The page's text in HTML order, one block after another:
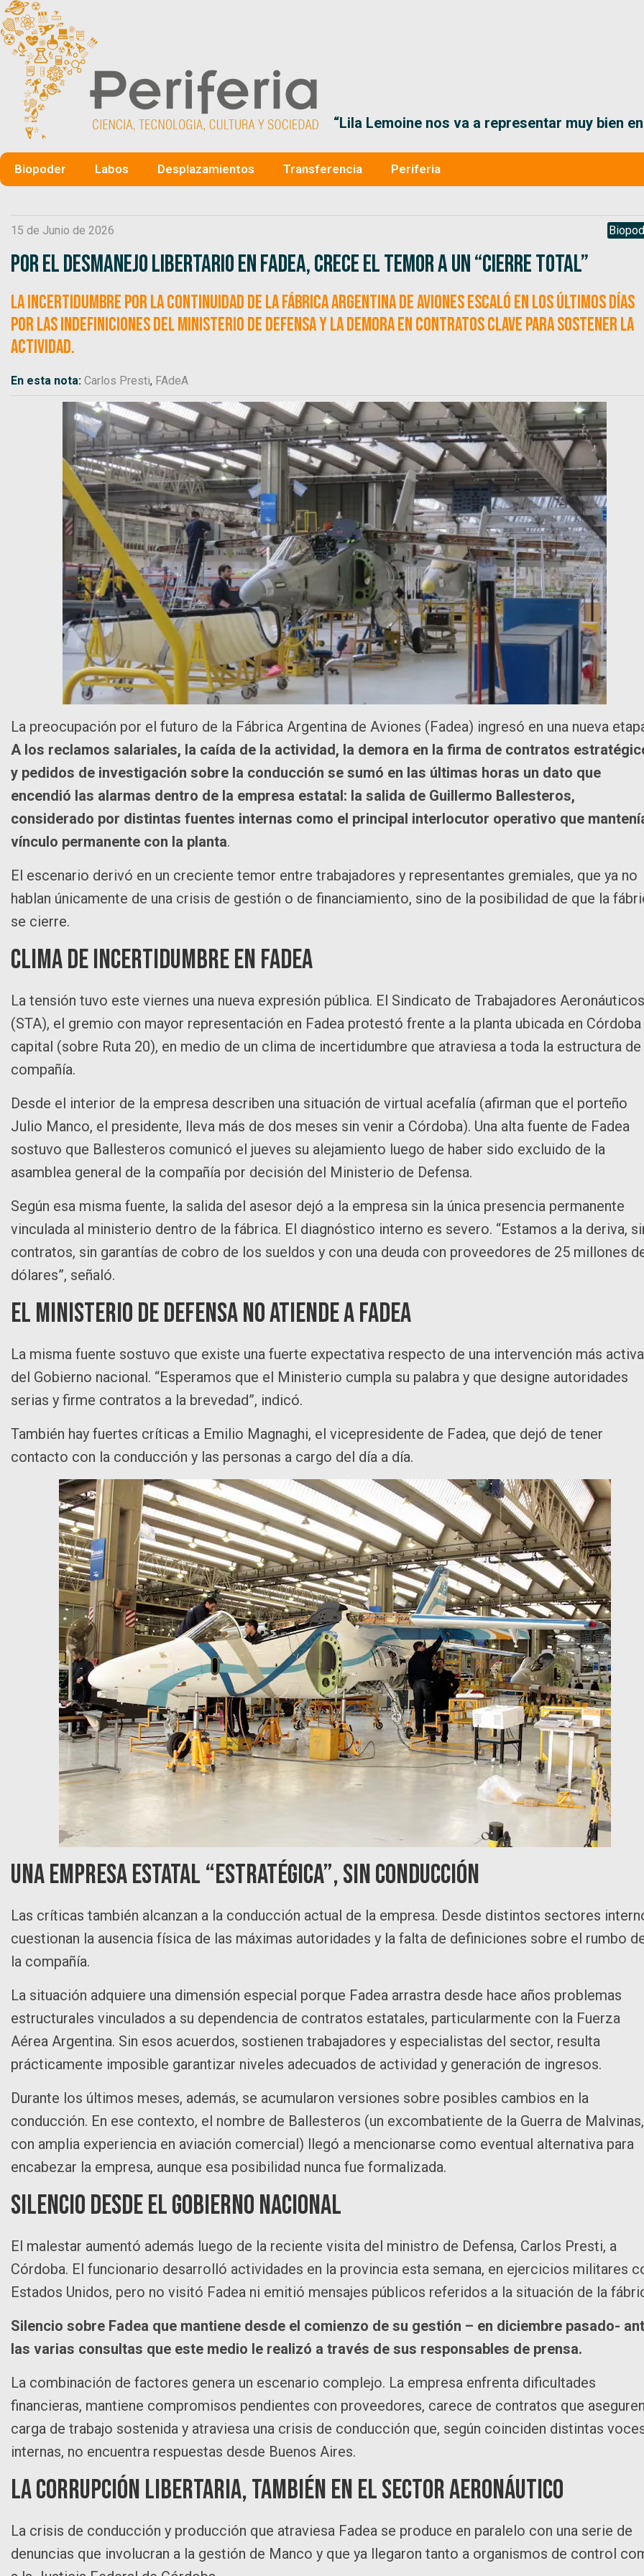
“Lila Lemoine nos va a representar muy bien
Biopoder Labos Desplazamientos Transferencia Periferia
15 de Junio de 2026
Por el desmanejo libertario en Fadea, crece el temor a un “cierre total”
La incertidumbre por la continuidad de la Fábrica Argentina de Aviones escaló en los últimos días
por las indefiniciones del Ministerio de Defensa y la demora en contratos clave para sostener la
actividad.
En esta nota: Carlos Presti, FAdeA
La preocupación por el futuro de la Fábrica Argentina de Aviones (Fadea) ingresó en una nueva
A los reclamos salariales, la caída de la actividad, la demora en la firma de contratos
y pedidos de investigación sobre la conducción se sumó en las últimas horas un dato que
encendió las alarmas dentro de la empresa estatal: la salida de Guillermo Ballesteros,
considerado por distintas fuentes internas como el principal interlocutor operativo que
vínculo permanente con la planta.
El escenario derivó en un creciente temor entre trabajadores y representantes gremiales, que ya no
hablan únicamente de una crisis de gestión o de financiamiento, sino de la posibilidad de que la
se cierre.
Clima de incertidumbre en FAdeA
La tensión tuvo este viernes una nueva expresión pública. El Sindicato de Trabajadores Aeronáuticos
(STA), el gremio con mayor representación en Fadea protestó frente a la planta ubicada en Córdoba
capital (sobre Ruta 20), en medio de un clima de incertidumbre que atraviesa a toda la estructura de
compañía.
Desde el interior de la empresa describen una situación de virtual acefalía (afirman que el porteño
Julio Manco, el presidente, lleva más de dos meses sin venir a Córdoba). Una alta fuente de Fadea
sostuvo que Ballesteros comunicó el jueves su alejamiento luego de haber sido excluido de la
asamblea general de la compañía por decisión del Ministerio de Defensa.
Según esa misma fuente, la salida del asesor dejó a la empresa sin la única presencia permanente
vinculada al ministerio dentro de la fábrica. El diagnóstico interno es severo. “Estamos a la deriva,
contratos, sin garantías de cobro de los sueldos y con una deuda con proveedores de 25 millones
dólares”, señaló.
El Ministerio de Defensa no atiende a FAdeA
La misma fuente sostuvo que existe una fuerte expectativa respecto de una intervención más activa
del Gobierno nacional. “Esperamos que el Ministerio cumpla su palabra y que designe autoridades
serias y firme contratos a la brevedad”, indicó.
También hay fuertes críticas a Emilio Magnaghi, el vicepresidente de Fadea, que dejó de tener
contacto con la conducción y las personas a cargo del día a día.
Una empresa estatal “estratégica”, sin conducción
Las críticas también alcanzan a la conducción actual de la empresa. Desde distintos sectores
cuestionan la ausencia física de las máximas autoridades y la falta de definiciones sobre el rumbo
la compañía.
La situación adquiere una dimensión especial porque Fadea arrastra desde hace años problemas
estructurales vinculados a su dependencia de contratos estatales, particularmente con la Fuerza
Aérea Argentina. Sin esos acuerdos, sostienen trabajadores y especialistas del sector, resulta
prácticamente imposible garantizar niveles adecuados de actividad y generación de ingresos.
Durante los últimos meses, además, se acumularon versiones sobre posibles cambios en la
conducción. En ese contexto, el nombre de Ballesteros (un excombatiente de la Guerra de Malvinas,
con amplia experiencia en aviación comercial) llegó a mencionarse como eventual alternativa para
encabezar la empresa, aunque esa posibilidad nunca fue formalizada.
Silencio desde el gobierno nacional
El malestar aumentó además luego de la reciente visita del ministro de Defensa, Carlos Presti, a
Córdoba. El funcionario desarrolló actividades en la provincia esta semana, en ejercicios militares
Estados Unidos, pero no visitó Fadea ni emitió mensajes públicos referidos a la situación de la
Silencio sobre Fadea que mantiene desde el comienzo de su gestión – en diciembre pasado-
las varias consultas que este medio le realizó a través de sus responsables de prensa.
La combinación de factores genera un escenario complejo. La empresa enfrenta dificultades
financieras, mantiene compromisos pendientes con proveedores, carece de contratos que
carga de trabajo sostenida y atraviesa una crisis de conducción que, según coinciden distintas
internas, no encuentra respuestas desde Buenos Aires.
La corrupción libertaria, también en el sector aeronáutico
La crisis de conducción y producción que atraviesa Fadea se produce en paralelo con una serie de
denuncias que involucran a la gestión de Manco y que ya llegaron tanto a organismos de control